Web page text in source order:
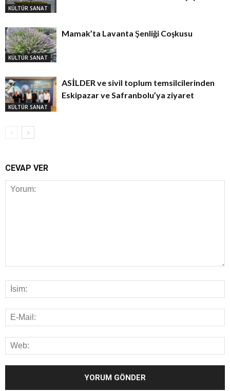
KÜLTÜR SANAT
KÜLTÜR SANAT
Mamak’ta Lavanta Şenliği Coşkusu
KÜLTÜR SANAT
ASİLDER ve sivil toplum temsilcilerinden
Eskipazar ve Safranbolu’ya ziyaret
CEVAP VER